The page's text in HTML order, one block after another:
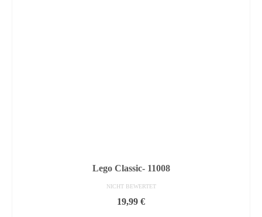
Lego Classic- 11008
NICHT BEWERTET
19,99 €